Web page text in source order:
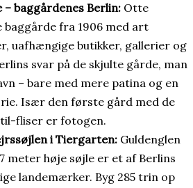
– baggårdenes Berlin: Otte
baggårde fra 1906 med art
uafhængige butikker, gallerier og
svar på de skjulte gårde, man
– bare med mere patina og en
Især den første gård med de
fliser er fotogen.
i Tiergarten: Guldenglen
meter høje søjle er et af Berlins
landemærker. Byg 285 trin op